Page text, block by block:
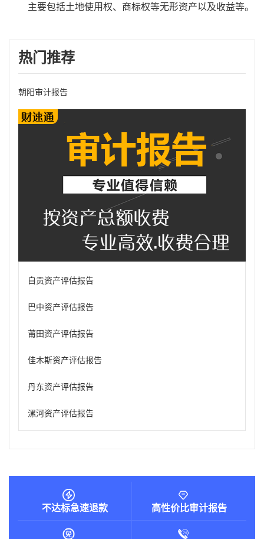
主要包括土地使用权、商标权等无形资产以及收益等。
热门推荐
朝阳审计报告
自贡资产评估报告
巴中资产评估报告
莆田资产评估报告
佳木斯资产评估报告
丹东资产评估报告
漯河资产评估报告
不达标急速退款 高性价比审计报告